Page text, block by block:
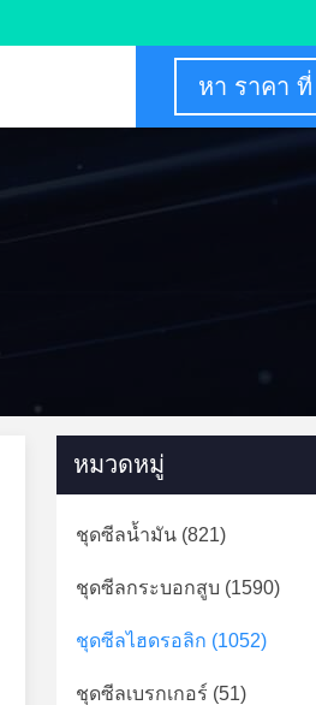
หา ราคา
หมวดหมู่
ชุดซีลน้ำมัน (821)
ชุดซีลกระบอกสูบ (1590)
ชุดซีลไฮดรอลิก (1052)
ชุดซีลเบรกเกอร์ (51)